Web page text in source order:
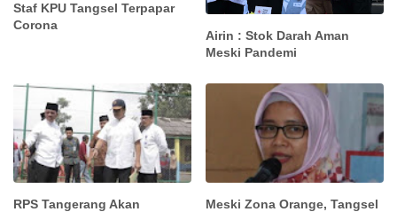
Staf KPU Tangsel Terpapar
Corona
Airin : Stok Darah Aman
Meski Pandemi
RPS Tangerang Akan
Meski Zona Orange, Tangsel